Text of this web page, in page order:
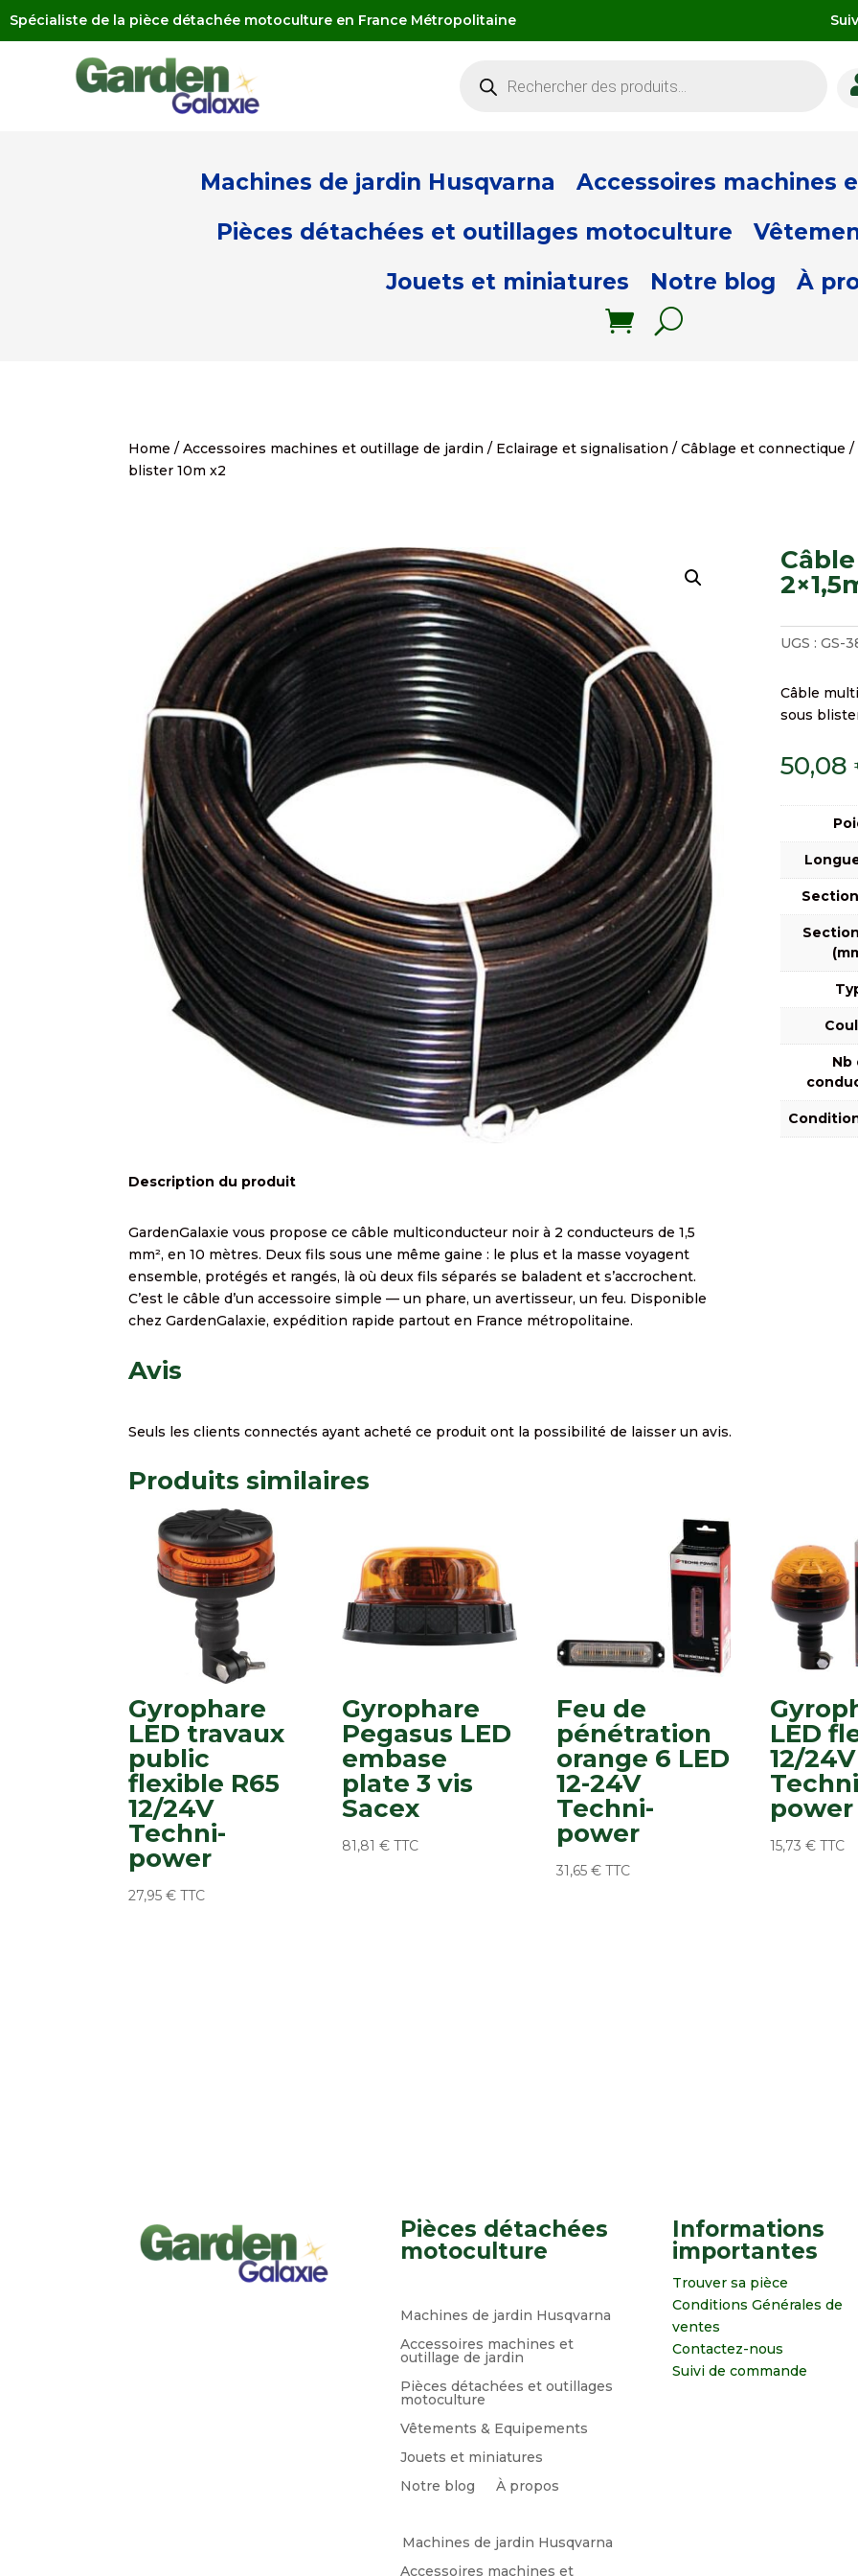
Spécialiste de la pièce détachée motoculture en France Métropolitaine
produits
Machines de jardin Husqvarna
Accessoires machines
Pièces détachées et outillages motoculture
Jouets et miniatures
Notre blog À
Home /Accessoires machines et outillage de jardin / Eclairage et signalisation /Câblage et connectique /
blister 10m x2
Description du produit
GardenGalaxie vous propose ce câble multiconducteur noir à 2 conducteurs de 1,5
mm², en 10 mètres. Deux fils sous une même gaine : le plus et la masse voyagent
ensemble, protégés et rangés, là où deux fils séparés se baladent et s’accrochent.
C’est le câble d’un accessoire simple — un phare, un avertisseur, un feu. Disponible
chez GardenGalaxie, expédition rapide partout en France métropolitaine.
UGS : GS-
Câble
sous
50,08
Nb
Avis
Seuls les clients connectés ayant acheté ce produit ont la possibilité de laisser un avis.
Produits similaires
Gyrophare
LED travaux
public
flexible R65
12/24V
Techni-
power
27,95€ TTC
Gyrophare
Pegasus LED
embase
plate 3 vis
Sacex
81,81€ TTC
Feu de
pénétration
orange 6 LED
12-24V
Techni-
power
31,65 € TTC
LED
12/
power
15,73 € TTC
Pièces détachées
motoculture
Machines de jardin Husqvarna
Accessoires machines et
outillage de jardin
Pièces détachées et outillages
motoculture
Vêtements & Equipements
Jouets et miniatures
Notre blog
À propos
Machines de jardin Husqvarna
Accessoires machines et
Informations
importantes
Trouver sa pièce
Conditions Générales de
ventes
Contactez-nous
Suivi de commande